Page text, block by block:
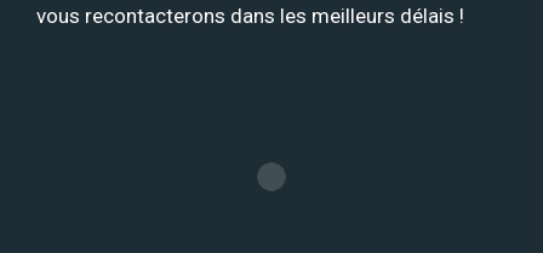
vous recontacterons dans les meilleurs délais !